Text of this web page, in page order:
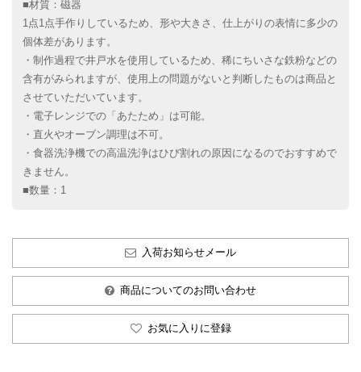
■材質：磁器
1点1点手作りしているため、形や大きさ、仕上がりの表情に多少の
個体差があります。
・制作過程で井戸水を使用しているため、稀にちいさな鉄粉などの
含有がみられますが、使用上の問題がないと判断したものは商品と
させていただいています。
・電子レンジでの「あたため」は可能。
・直火やオーブン調理は不可。
・食器洗浄機での高温洗浄はひび割れの原因になるのでおすすめで
きません。
■数量：1
入荷お知らせメール
商品についてのお問い合わせ
お気に入りに登録